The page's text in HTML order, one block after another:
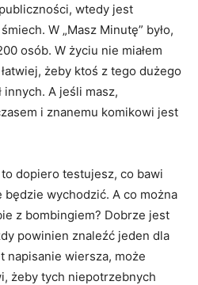
wtedy jest
W „Masz Minutę” było,
osób. W życiu nie miałem
żeby ktoś z tego dużego
innych. A jeśli masz,
i znanemu komikowi jest
dopiero testujesz, co bawi
wychodzić. A co można
z bombingiem? Dobrze jest
powinien znaleźć jeden dla
napisanie wiersza, może
żeby tych niepotrzebnych